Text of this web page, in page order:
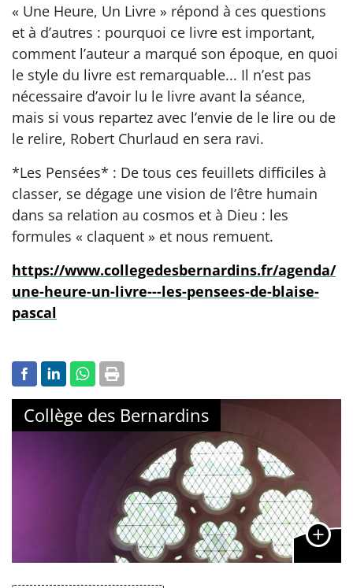
« Une Heure, Un Livre » répond à ces questions
et à d’autres : pourquoi ce livre est important,
comment l’auteur a marqué son époque, en quoi
le style du livre est remarquable... Il n’est pas
nécessaire d’avoir lu le livre avant la séance,
mais si vous repartez avec l’envie de le lire ou de
le relire, Robert Churlaud en sera ravi.
*Les Pensées* : De tous ces feuillets difficiles à
classer, se dégage une vision de l’être humain
dans sa relation au cosmos et à Dieu : les
formules « claquent » et nous remuent.
https://www.collegedesbernardins.fr/agenda/
une-heure-un-livre---les-pensees-de-blaise-
pascal
Collège des Bernardins